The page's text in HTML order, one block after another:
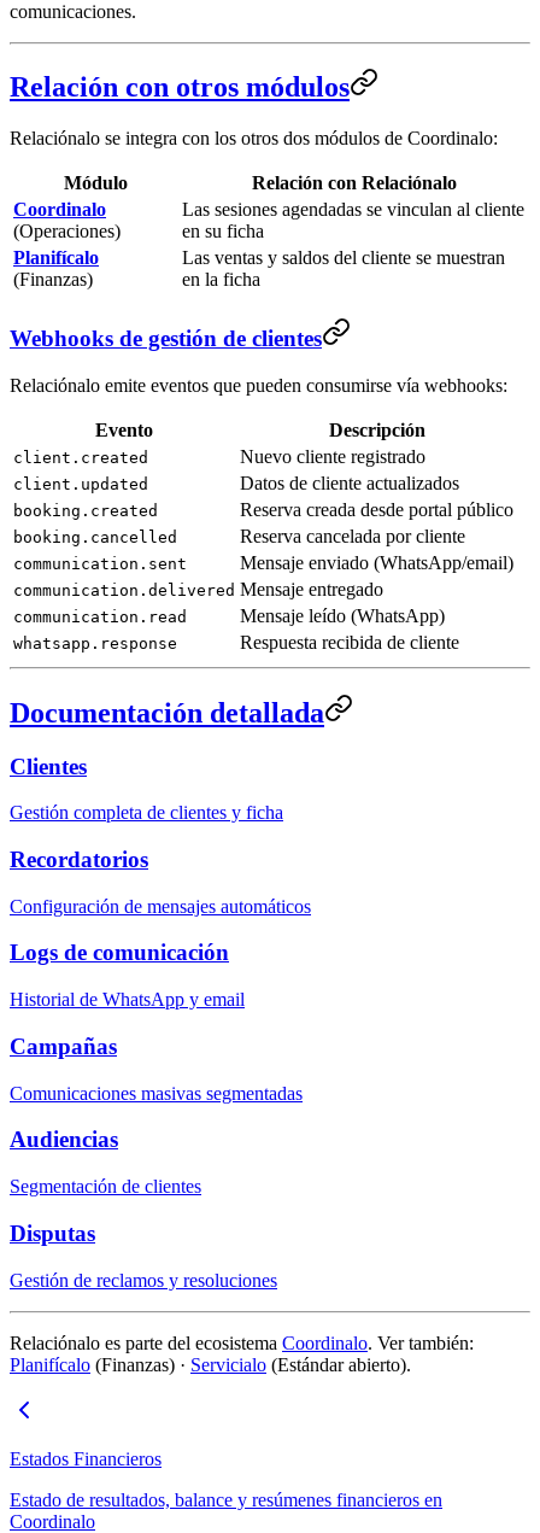
comunicaciones.
Relación con otros módulos
Relaciónalo se integra con los otros dos módulos de Coordinalo:
Módulo
Relación con Relaciónalo
Coordinalo
(Operaciones)
Las sesiones agendadas se vinculan al cliente
en su ficha
Planifícalo
(Finanzas)
Las ventas y saldos del cliente se muestran
en la ficha
Webhooks de gestión de clientes
Relaciónalo emite eventos que pueden consumirse vía webhooks:
Evento Descripción
client.created Nuevo cliente registrado
client.updated Datos de cliente actualizados
booking.created Reserva creada desde portal público
booking.cancelled Reserva cancelada por cliente
communication.sent Mensaje enviado (WhatsApp/email)
communication.delivered Mensaje entregado
communication.read Mensaje leído (WhatsApp)
whatsapp.response Respuesta recibida de cliente
Documentación detallada
Clientes
Gestión completa de clientes y ficha
Recordatorios
Configuración de mensajes automáticos
Logs de comunicación
Historial de WhatsApp y email
Campañas
Comunicaciones masivas segmentadas
Audiencias
Segmentación de clientes
Disputas
Gestión de reclamos y resoluciones
Relaciónalo es parte del ecosistema Coordinalo. Ver también:
Planifícalo (Finanzas) · Servicialo (Estándar abierto).
Estados Financieros
Estado de resultados, balance y resúmenes financieros en
Coordinalo